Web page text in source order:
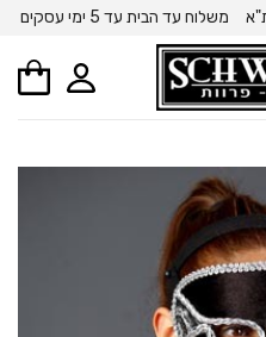
משלוח עד הבית עד 5 ימי עסקים